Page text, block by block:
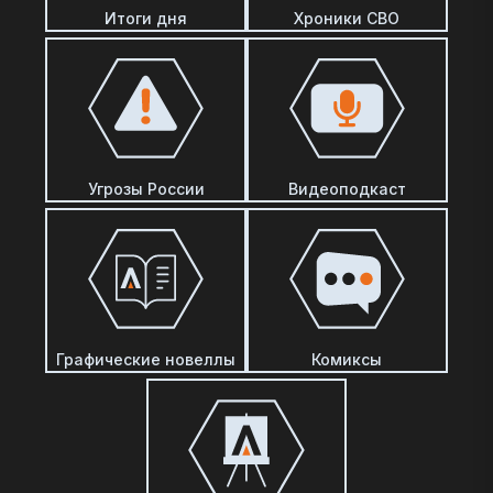
Итоги дня Хроники СВО
Угрозы России Видеоподкаст
Графические новеллы Комиксы